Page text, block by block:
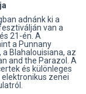
adnánk ki a
van a
21-én. A
a Punnany
a Blahalouisiana, az
and the Parazol. A
és különleges
zenei